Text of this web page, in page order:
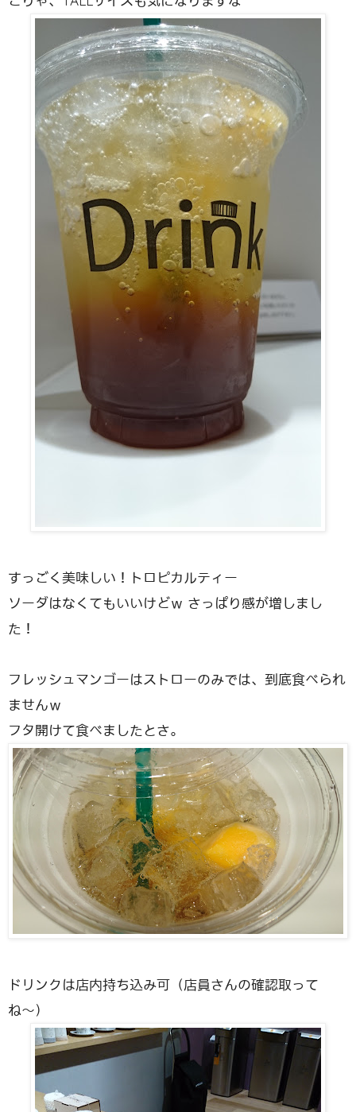
すっごく美味しい！トロピカルティー
ソーダはなくてもいいけどｗ さっぱり感が増しまし
た！
フレッシュマンゴーはストローのみでは、到底食べられ
ませんｗ
フタ開けて食べましたとさ。
ドリンクは店内持ち込み可（店員さんの確認取って
ね〜）